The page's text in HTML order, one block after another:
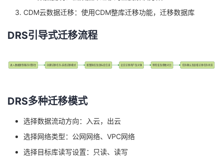
数据库迁移的华为云实践
DAS数据库管理：通过数据导入目标数据表对数据进行备份或